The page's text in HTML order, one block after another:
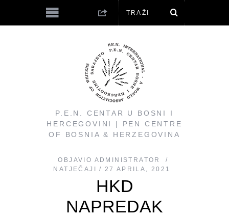
P.E.N. CENTAR U BOSNI I
HERCEGOVINI | PEN CENTRE
OF BOSNIA & HERZEGOVINA
OBJAVIO ADMINISTRATOR
NATJEČAJI
27 APRILA, 2021
HKD
NAPREDAK